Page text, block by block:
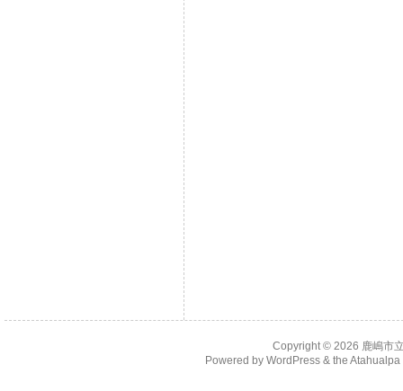
Copyright © 2026 鹿嶋市
Powered by WordPress& the Atahualpa